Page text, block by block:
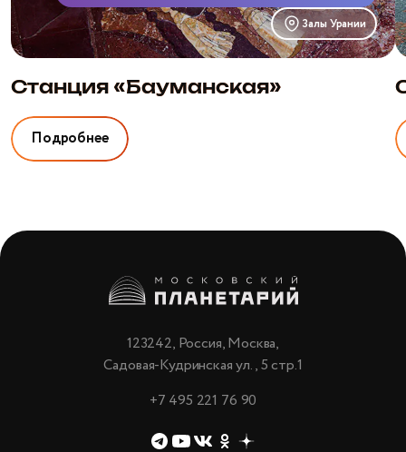
Залы Урании
Станция «Бауманская»
Подробнее
123242, Россия, Москва,
Садовая-Кудринская ул., 5 стр.1
+7 495 221 76 90